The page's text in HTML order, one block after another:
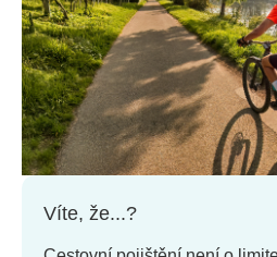
Víte, že...?